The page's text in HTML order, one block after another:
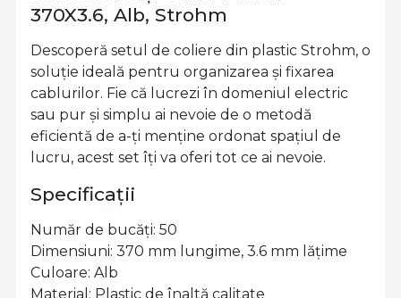
370X3.6, Alb, Strohm
Descoperă setul de coliere din plastic Strohm, o
soluție ideală pentru organizarea și fixarea
cablurilor. Fie că lucrezi în domeniul electric
sau pur și simplu ai nevoie de o metodă
eficientă de a-ți menține ordonat spațiul de
lucru, acest set îți va oferi tot ce ai nevoie.
Specificații
Număr de bucăți: 50
Dimensiuni: 370 mm lungime, 3.6 mm lățime
Culoare: Alb
Material: Plastic de înaltă calitate